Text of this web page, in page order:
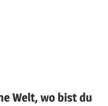
Welt, wo bist du